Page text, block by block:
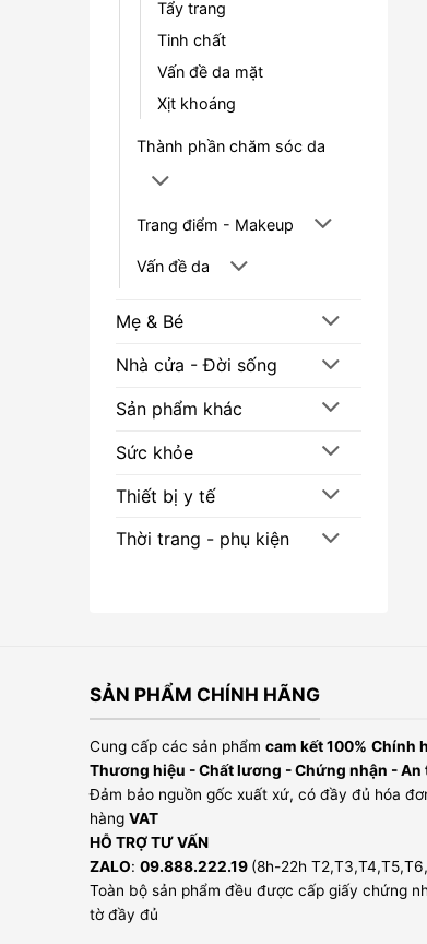
Tẩy trang
Tinh chất
Vấn đề da mặt
Xịt khoáng
Thành phần chăm sóc da
Trang điểm - Makeup
Vấn đề da
Mẹ & Bé
Nhà cửa - Đời sống
Sản phẩm khác
Sức khỏe
Thiết bị y tế
Thời trang - phụ kiện
SẢN PHẨM CHÍNH HÃNG
Cung cấp các sản phẩm cam kết 100% Chính
Thương hiệu - Chất lương - Chứng nhận - An
Đảm bảo nguồn gốc xuất xứ, có đầy đủ hóa
hàng VAT
HỖ TRỢ TƯ VẤN
ZALO: 09.888.222.19 (8h-22h
Toàn bộ sản phẩm đều được cấp giấy chứng
tờ đầy đủ